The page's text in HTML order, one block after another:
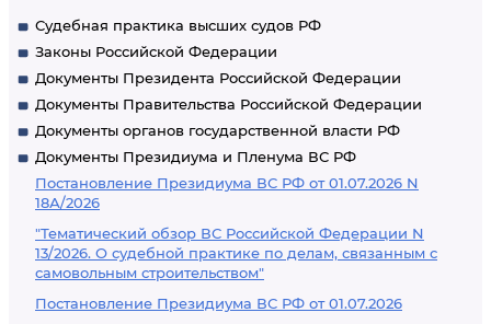
Судебная практика высших судов РФ
Законы Российской Федерации
Документы Президента Российской Федерации
Документы Правительства Российской Федерации
Документы органов государственной власти РФ
Документы Президиума и Пленума ВС РФ
Постановление Президиума ВС РФ от 01.07.2026 N
18А/2026
"Тематический обзор ВС Российской Федерации N
13/2026. О судебной практике по делам, связанным с
самовольным строительством"
Постановление Президиума ВС РФ от 01.07.2026